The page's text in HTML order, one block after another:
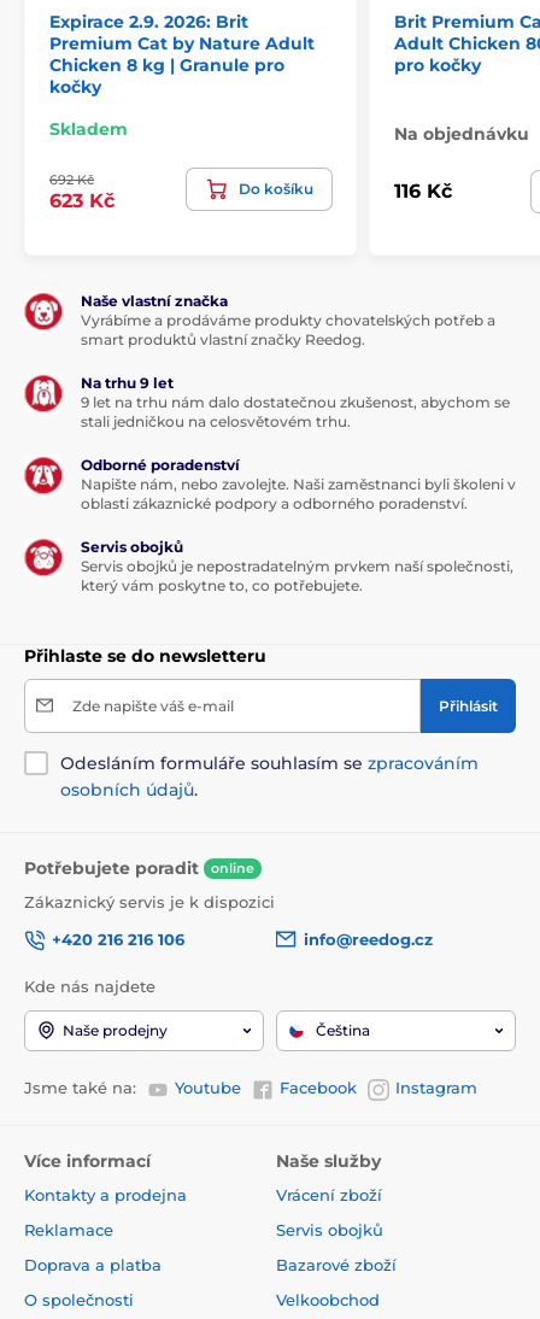
Složení:
Dehydrované kuře 40 %, rýže, kuřecí tuk, hrášek,
sušená jablečná dužina, hydrolyzovaná kuřecí játra 2
oligosacharidy (150 mg/kg), frukto-oligosacharidy (120
mg/kg), juka schidigera (80 mg/kg), sušený rozmarýn
(11 mg/kg), sušená kurkuma (11 mg/kg).
3,1 %, hrubý popel 7,9 %, vlhkost 10,0 %, vápník 1,5 %,
IU, vitamín E (3a700) 600 mg, vitamín C (3a312) 250
mg, taurin (3a370) 2150 mg, biotin (3a880) 1,7 mg,
Expirace 2.9. 2026: Brit
Premium Cat by Nature Adult
Chicken 8 kg | Granule pro
kočky
Skladem
692 Kč
623 Kč
Do košíku
Brit Premium
Adult Chicken
pro kočky
Na objednávku
116 Kč
Naše vlastní značka
Vyrábíme a prodáváme produkty chovatelských potřeb a
smart produktů vlastní značky Reedog.
Na trhu 9 let
9 let na trhu nám dalo dostatečnou zkušenost, abychom se
stali jedničkou na celosvětovém trhu.
Odborné poradenství
Napište nám, nebo zavolejte. Naši zaměstnanci byli školeni v
oblasti zákaznické podpory a odborného poradenství.
Servis obojků
Servis obojků je nepostradatelným prvkem naší společnosti,
který vám poskytne to, co potřebujete.
Přihlaste se do newsletteru
Zde napište váš e-mail Přihlásit
Odesláním formuláře souhlasím se zpracováním
osobních údajů.
Potřebujete poradit online
Zákaznický servis je k dispozici
+420 216 216 106
info@reedog.cz
Kde nás najdete
Naše prodejny Čeština
Jsme také na: Youtube Facebook Instagram
Více informací
Kontakty a prodejna
Reklamace
Doprava a platba
O společnosti
Naše služby
Vrácení zboží
Servis obojků
Bazarové zboží
Velkoobchod